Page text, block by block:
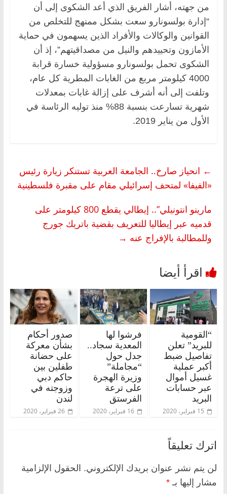
من جهته، أشار الفريق الذي أعد الشكوى إلى أن
“إدارة بولسونارو سعت بشكل ممنهج للتخلص من
القوانين والوكالات والأفراد الذين يسهمون في حماية
الأمازون وتحييدهم والنيل من مصداقيتهم”، إذ أن
الشكوى تحمل بولسونارو مسؤولية خسارة قرابة
4000 كيلومتر مربع من الغابات المطرية كل عام،
وتلفت إلى أنه أشرف على إزالة غابات بمعدلات
شهرية تسارعت بنسبة 88% منذ توليه الرئاسة في
الأول من يناير 2019.
← انحياز صارخ.. الجامعة العربية تستنكر زيارة رئيس
«الفيفا» لمتحف إسرائيلي مقام على مقبرة فلسطينية
مارينو انتونيلي”.. إيطالي يقطع 800 كيلومتر على
قدميه عبر إيطاليا للتعريف بقضية باتريك جورج
وللمطالبة بالإفراج عنه →
“القومية
للبريد” تعلن
تفاصيل ضبط
أكبر عملية
غسيل أموال
عبر حسابات
البريد
15 فبراير، 2020
فرشوا لها
المعدية سجاد..
جدل حول
“مجاملة”
وزيرة الهجرة
على ترعة
الفرستق
16 فبراير، 2020
صدور أحكام
بشأن معركة
على حضانة
طفلين بين
حاكم دبي
وزوجته في
لندن
26 فبراير، 2020
اترك تعليقاً
لن يتم نشر عنوان بريدك الإلكتروني. الحقول الإلزامية
مشار إليها بـ *